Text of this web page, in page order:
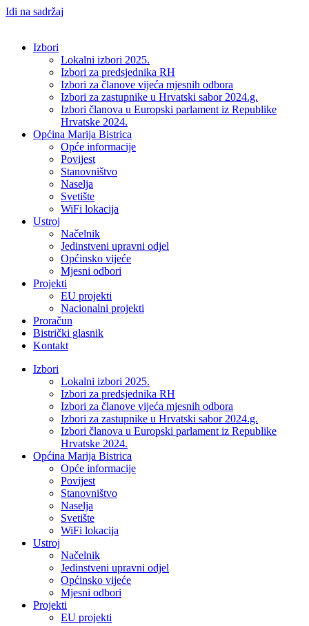
Idi na sadržaj
Izbori
Lokalni izbori 2025.
Izbori za predsjednika RH
Izbori za članove vijeća mjesnih odbora
Izbori za zastupnike u Hrvatski sabor 2024.g.
Izbori članova u Europski parlament iz Republike
Hrvatske 2024.
Općina Marija Bistrica
Opće informacije
Povijest
Stanovništvo
Naselja
Svetište
WiFi lokacija
Ustroj
Načelnik
Jedinstveni upravni odjel
Općinsko vijeće
Mjesni odbori
Projekti
EU projekti
Nacionalni projekti
Proračun
Bistrički glasnik
Kontakt
Izbori
Lokalni izbori 2025.
Izbori za predsjednika RH
Izbori za članove vijeća mjesnih odbora
Izbori za zastupnike u Hrvatski sabor 2024.g.
Izbori članova u Europski parlament iz Republike
Hrvatske 2024.
Općina Marija Bistrica
Opće informacije
Povijest
Stanovništvo
Naselja
Svetište
WiFi lokacija
Ustroj
Načelnik
Jedinstveni upravni odjel
Općinsko vijeće
Mjesni odbori
Projekti
EU projekti